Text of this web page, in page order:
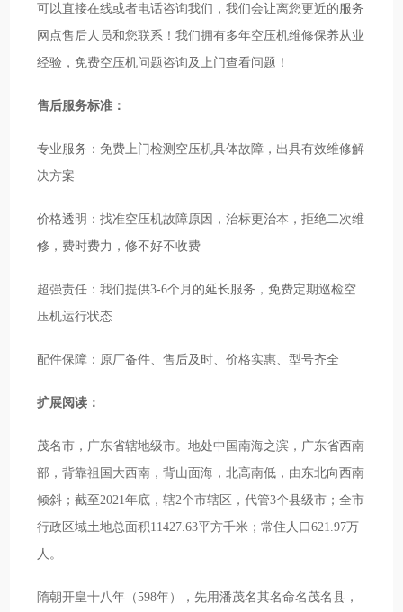
可以直接在线或者电话咨询我们，我们会让离您更近的服务
网点售后人员和您联系！我们拥有多年空压机维修保养从业
经验，免费空压机问题咨询及上门查看问题！
售后服务标准：
专业服务：免费上门检测空压机具体故障，出具有效维修解
决方案
价格透明：找准空压机故障原因，治标更治本，拒绝二次维
修，费时费力，修不好不收费
超强责任：我们提供3-6个月的延长服务，免费定期巡检空
压机运行状态
配件保障：原厂备件、售后及时、价格实惠、型号齐全
扩展阅读：
茂名市，广东省辖地级市。地处中国南海之滨，广东省西南
部，背靠祖国大西南，背山面海，北高南低，由东北向西南
倾斜；截至2021年底，辖2个市辖区，代管3个县级市；全市
行政区域土地总面积11427.63平方千米；常住人口621.97万
人。
隋朝开皇十八年（598年），先用潘茂名其名命名茂名县，